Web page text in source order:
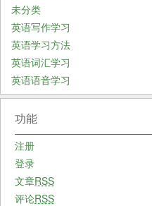
未分类
英语写作学习
英语学习方法
英语词汇学习
英语语音学习
功能
注册
登录
文章RSS
评论RSS